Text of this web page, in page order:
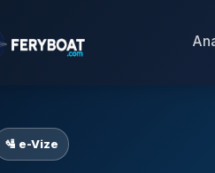
🛂 e-Vize